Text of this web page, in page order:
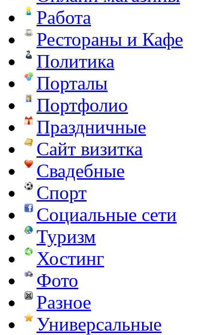
Работа
Рестораны и Кафе
Политика
Порталы
Портфолио
Праздничные
Сайт визитка
Свадебные
Спорт
Социальные сети
Туризм
Хостинг
Фото
Разное
Универсальные